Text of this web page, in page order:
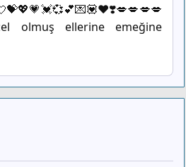
olmuş ellerine emeğine